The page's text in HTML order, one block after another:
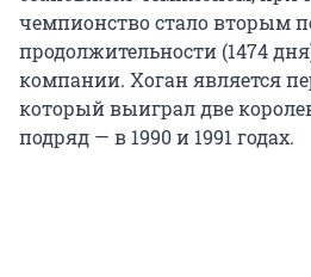
чемпионство стало вторым
продолжительности (1474
компании. Хоган является
который выиграл две
подряд — в 1990 и 1991 годах.